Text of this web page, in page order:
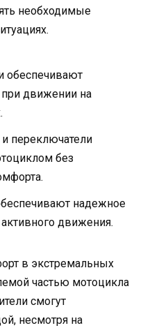
необходимые
обеспечивают
движении на
переключатели
без
надежное
движения.
в экстремальных
частью мотоцикла
смогут
несмотря на